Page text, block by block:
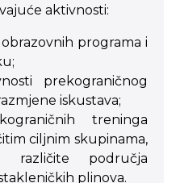
aktivnosti:
programa i
prekograničnog
iskustava;
treninga
ciljnim skupinama,
područja
plinova.